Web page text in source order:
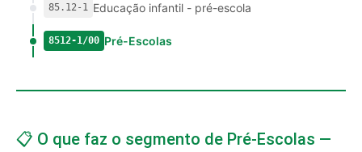
85.12-1 Educação infantil - pré-escola
8512-1/00 Pré-Escolas
📋 O que faz o segmento de Pré-Escolas —